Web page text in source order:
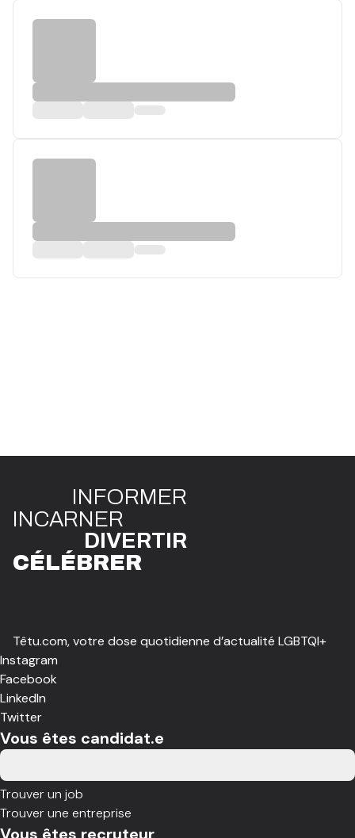
INFORMER
INCARNER
DIVERTIR
CÉLÉBRER
Têtu.com, votre dose quotidienne d’actualité LGBTQI+
Instagram
Facebook
LinkedIn
Twitter
Vous êtes candidat.e
Trouver un job
Trouver une entreprise